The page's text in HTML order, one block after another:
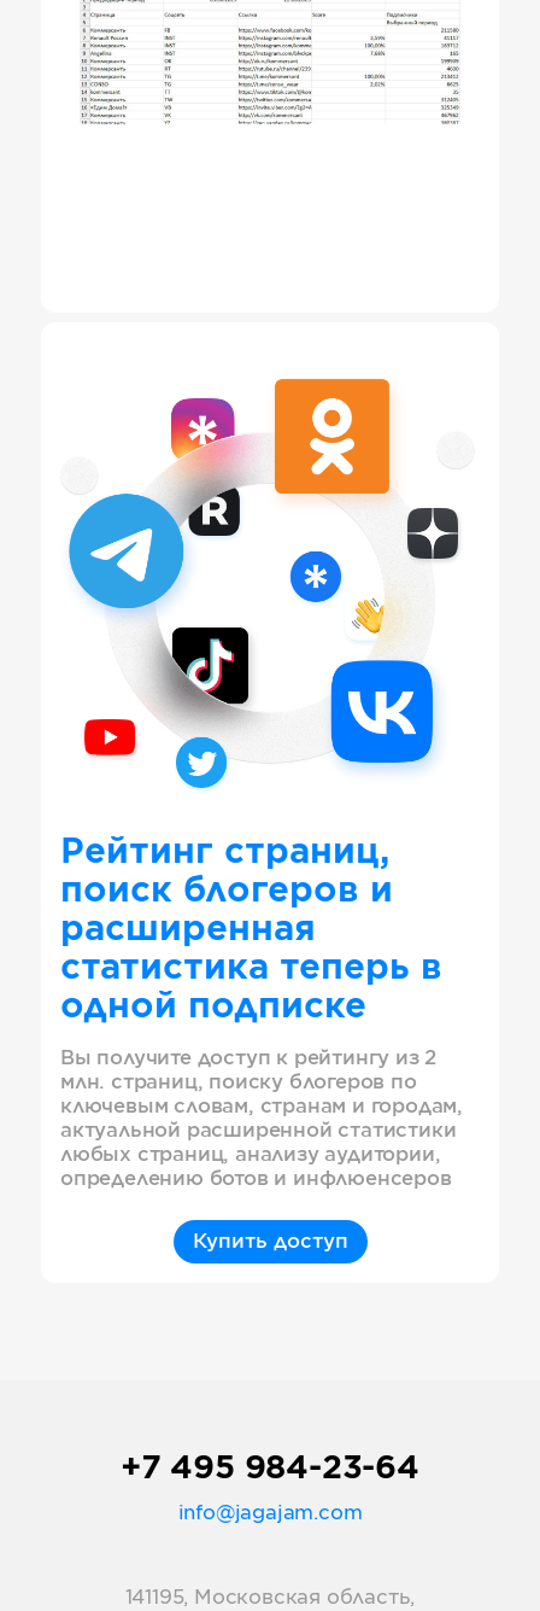
Рейтинг страниц,
поиск блогеров и
расширенная
статистика теперь в
одной подписке
Вы получите доступ к рейтингу из 2
млн. страниц, поиску блогеров по
ключевым словам, странам и городам,
актуальной расширенной статистики
любых страниц, анализу аудитории,
определению ботов и инфлюенсеров
Купить доступ
+7 495 984-23-64
info@jagajam.com
141195, Московская область,